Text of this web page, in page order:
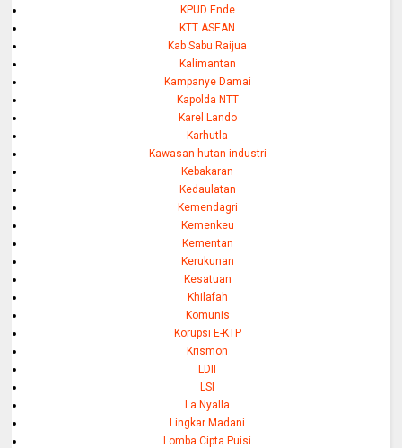
KPUD Ende
KTT ASEAN
Kab Sabu Raijua
Kalimantan
Kampanye Damai
Kapolda NTT
Karel Lando
Karhutla
Kawasan hutan industri
Kebakaran
Kedaulatan
Kemendagri
Kemenkeu
Kementan
Kerukunan
Kesatuan
Khilafah
Komunis
Korupsi E-KTP
Krismon
LDII
LSI
La Nyalla
Lingkar Madani
Lomba Cipta Puisi